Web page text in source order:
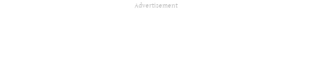
Advertisement